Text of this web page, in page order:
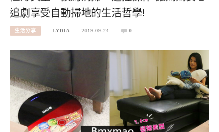
追劇享受自動掃地的生活哲學!
生活分享 LYDIA 2019-09-24 0